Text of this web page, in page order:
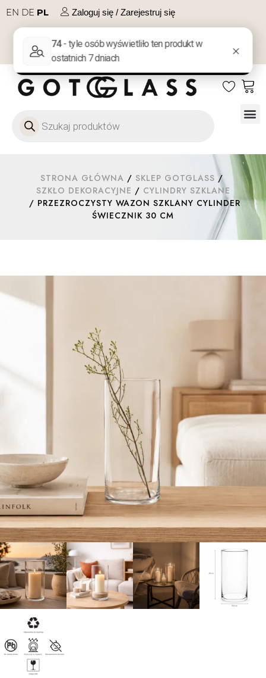
EN DE PL Zaloguj się / Zarejestruj się
NA PREZENT KONTAKT
STRONA GŁÓWNA / SKLEP GOTGLASS /
SZKŁO DEKORACYJNE / CYLINDRY SZKLANE
/ PRZEZROCZYSTY WAZON SZKLANY CYLINDER
ŚWIECZNIK 30 CM